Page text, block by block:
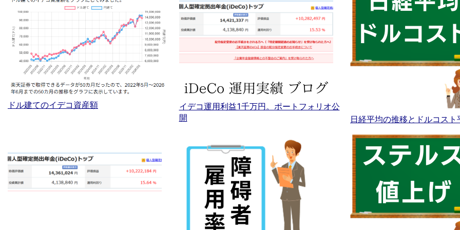
ドル建てのイデコ資産額
イデコ運用利益1千万円。ポートフォリオ公
開
日経平均の推移とドルコスト